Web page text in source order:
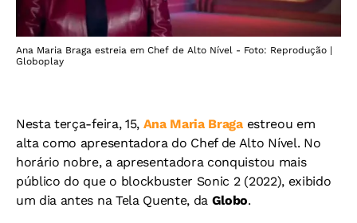
Ana Maria Braga estreia em Chef de Alto Nível - Foto: Reprodução |
Globoplay
Nesta terça-feira, 15, Ana Maria Braga estreou em
alta como apresentadora do Chef de Alto Nível. No
horário nobre, a apresentadora conquistou mais
público do que o blockbuster Sonic 2 (2022), exibido
um dia antes na Tela Quente, da Globo.